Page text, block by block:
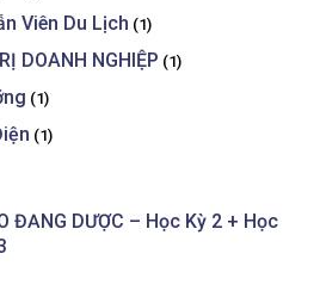
Viên Du Lịch (1)
DOANH NGHIỆP (1)
(1)
(1)
ĐẲNG DƯỢC – Học Kỳ 2 + Học